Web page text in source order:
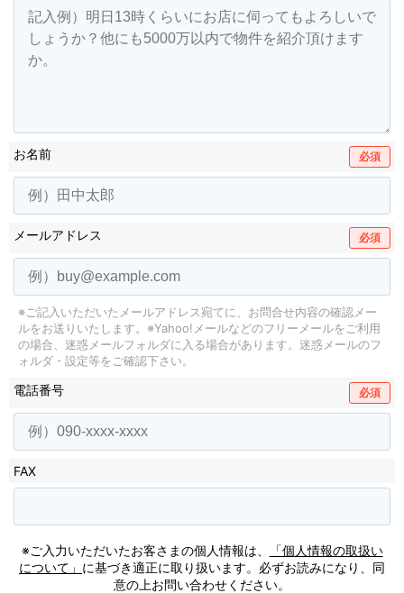
お名前 必須
メールアドレス 必須
※ご記入いただいたメールアドレス宛てに、お問合せ内容の確認メー
ルをお送りいたします。 ※Yahoo!メールなどのフリーメールをご利用
の場合、迷惑メールフォルダに入る場合があります。 迷惑メールのフ
ォルダ・設定等をご確認下さい。
電話番号 必須
FAX
※ご入力いただいたお客さまの個人情報は、
「個人情報の取扱い
について」 に基づき適正に取り扱います。必ずお読みになり、同
意の上お問い合わせください。